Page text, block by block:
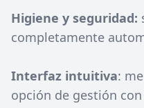
Higiene y seguridad:
completamente
Interfaz intuitiva:
opción de gestión